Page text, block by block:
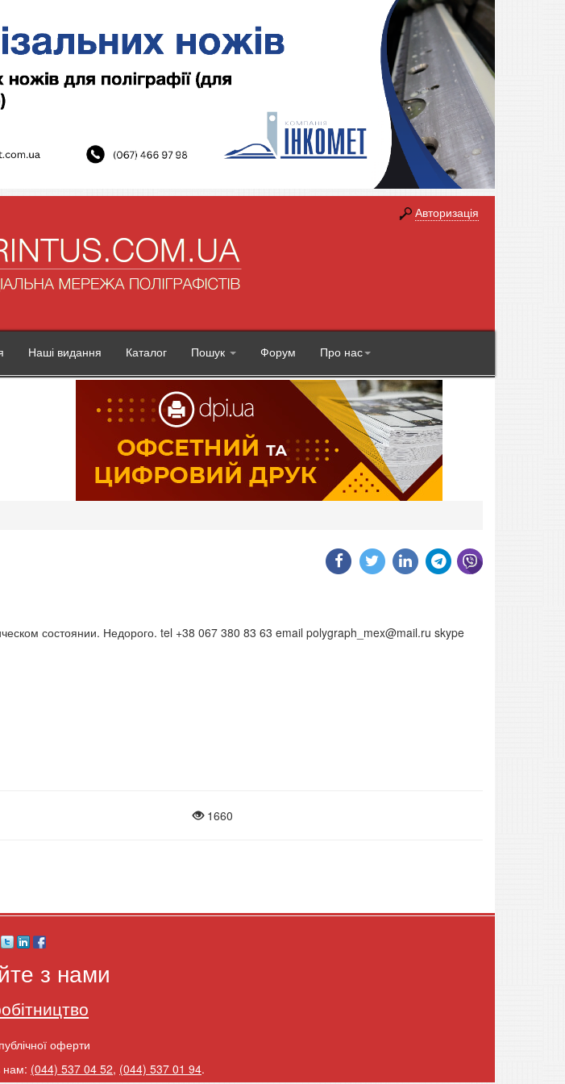
Авторизація
Наші видання Каталог Пошук Форум Про нас
состоянии. Недорого. tel +38 067 380 83 63 email polygraph_mex@mail.ru skype
1660
з нами
оферти
нам: (044) 537 04 52, (044) 537 01 94.